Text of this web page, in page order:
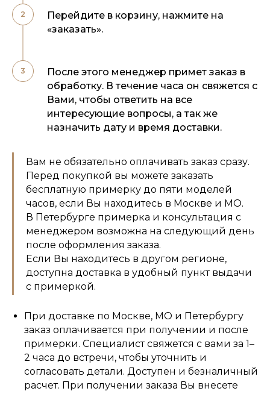
Перейдите в корзину, нажмите на
«заказать».
После этого менеджер примет заказ в
обработку. В течение часа он свяжется с
Вами, чтобы ответить на все
интересующие вопросы, а так же
назначить дату и время доставки.
Вам не обязательно оплачивать заказ сразу.
Перед покупкой вы можете заказать
бесплатную примерку до пяти моделей
часов, если Вы находитесь в Москве и МО.
В Петербурге примерка и консультация с
менеджером возможна на следующий день
после оформления заказа.
Если Вы находитесь в другом регионе,
доступна доставка в удобный пункт выдачи
с примеркой.
При доставке по Москве, МО и Петербургу
заказ оплачивается при получении и после
примерки. Специалист свяжется с вами за 1–
2 часа до встречи, чтобы уточнить и
согласовать детали. Доступен и безналичный
расчет. При получении заказа Вы внесете